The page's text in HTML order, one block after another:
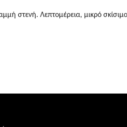
στενή. Λεπτομέρεια, μικρό